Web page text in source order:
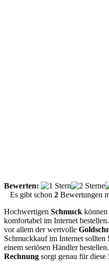
Bewerten:
Es gibt schon 2 Bewertungen
Hochwertigen Schmuck können
komfortabel im Internet
vor allem der wertvolle
Schmuckkauf im Internet sollten
einem seriösen Händler
Rechnung sorgt genau für diese